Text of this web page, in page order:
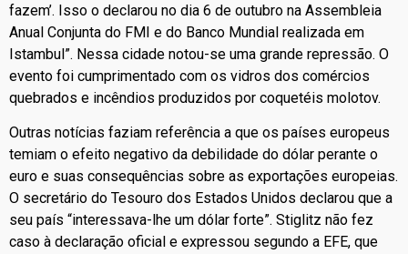
fazem’. Isso o declarou no dia 6 de outubro na Assembleia
Anual Conjunta do FMI e do Banco Mundial realizada em
Istambul”. Nessa cidade notou-se uma grande repressão. O
evento foi cumprimentado com os vidros dos comércios
quebrados e incêndios produzidos por coquetéis molotov.
Outras notícias faziam referência a que os países europeus
temiam o efeito negativo da debilidade do dólar perante o
euro e suas consequências sobre as exportações europeias.
O secretário do Tesouro dos Estados Unidos declarou que a
seu país “interessava-lhe um dólar forte”. Stiglitz não fez
caso à declaração oficial e expressou segundo a EFE, que